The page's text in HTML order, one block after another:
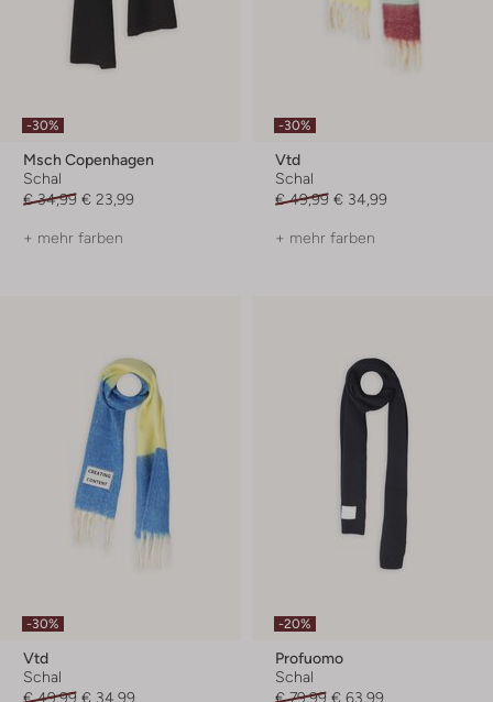
-30%
Msch Copenhagen
Schal
€ 34,99 € 23,99
+ mehr farben
-30%
Vtd
Schal
€ 49,99 € 34,99
+ mehr farben
-30%
Vtd
Schal
€ 49,99 € 34,99
-20%
Profuomo
Schal
€ 79,99 € 63,99